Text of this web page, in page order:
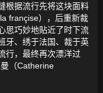
根据流行先将这块面料
françise），后重新裁
思巧妙地贴近了时下流
牙、绣于法国、裁于英
行，最终再次漂洋过
（Catherine